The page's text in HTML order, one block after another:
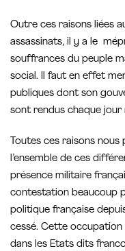
Outre ces raisons liées
assassinats, il y a le
souffrances du peuple
social. Il faut en effet
publiques dont son
sont rendus chaque jour
Toutes ces raisons
l’ensemble de ces
présence militaire
contestation beaucoup
politique française
cessé. Cette occupation
dans les Etats dits